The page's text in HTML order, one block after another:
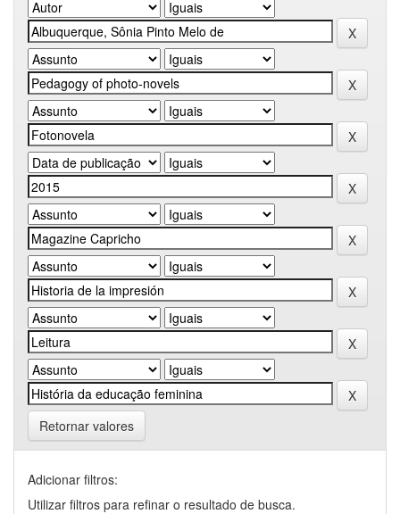
Retornar valores
Adicionar filtros:
Utilizar filtros para refinar o resultado de busca.